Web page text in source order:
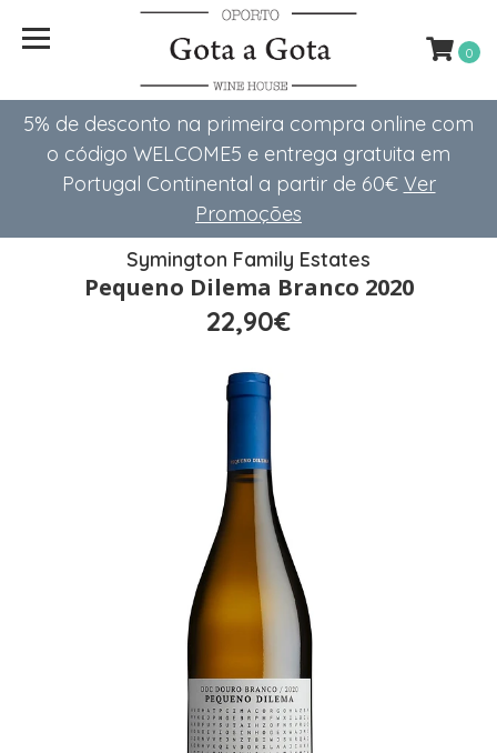
5% de desconto na primeira compra online com
o código WELCOME5 e entrega gratuita em
Portugal Continental a partir de 60€ Ver
Promoções
0
Symington Family Estates
Pequeno Dilema Branco 2020
22,90€